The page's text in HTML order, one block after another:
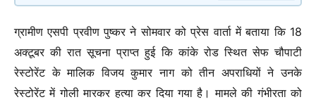
ग्रामीण एसपी प्रवीण पुष्कर ने सोमवार को प्रेस वार्ता में बताया कि 18
अक्टूबर की रात सूचना प्राप्त हुई कि कांके रोड स्थित सेफ चौपाटी
रेस्टोरेंट के मालिक विजय कुमार नाग को तीन अपराधियों ने उनके
रेस्टोरेंट में गोली मारकर हत्या कर दिया गया है। मामले की गंभीरता को